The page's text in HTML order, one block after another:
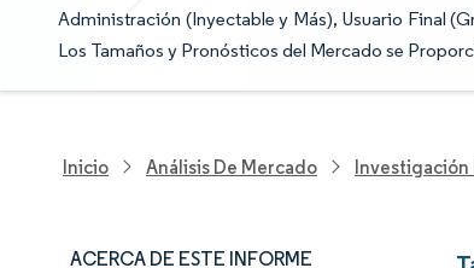
Administración (Inyectable y Más), Usuario Final
Los Tamaños y Pronósticos del Mercado se
Inicio Análisis De Mercado Investigación
ACERCA DE ESTE INFORME